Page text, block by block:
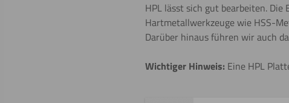
HPL lässt sich gut bearbeiten.
Hartmetallwerkzeuge wie HSS-
Darüber hinaus führen wir auch
Wichtiger Hinweis: Eine HPL